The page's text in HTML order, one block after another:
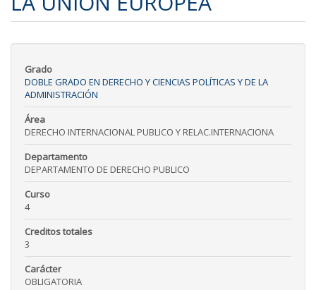
Grado
DOBLE GRADO EN DERECHO Y CIENCIAS POLÍTICAS Y DE LA
ADMINISTRACIÓN
Área
DERECHO INTERNACIONAL PUBLICO Y RELAC.INTERNACIONA
Departamento
DEPARTAMENTO DE DERECHO PUBLICO
Curso
4
Creditos totales
3
Carácter
OBLIGATORIA